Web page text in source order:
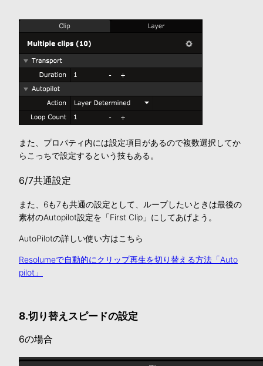
また、プロパティ内には設定項目があるので複数選択してか
らこっちで設定するという技もある。
6/7共通設定
また、6も7も共通の設定として、ループしたいときは最後の
素材のAutopilot設定を「First Clip」にしてあげよう。
AutoPilotの詳しい使い方はこちら
Resolumeで自動的にクリップ再生を切り替える方法「Auto
pilot」
8.切り替えスピードの設定
6の場合